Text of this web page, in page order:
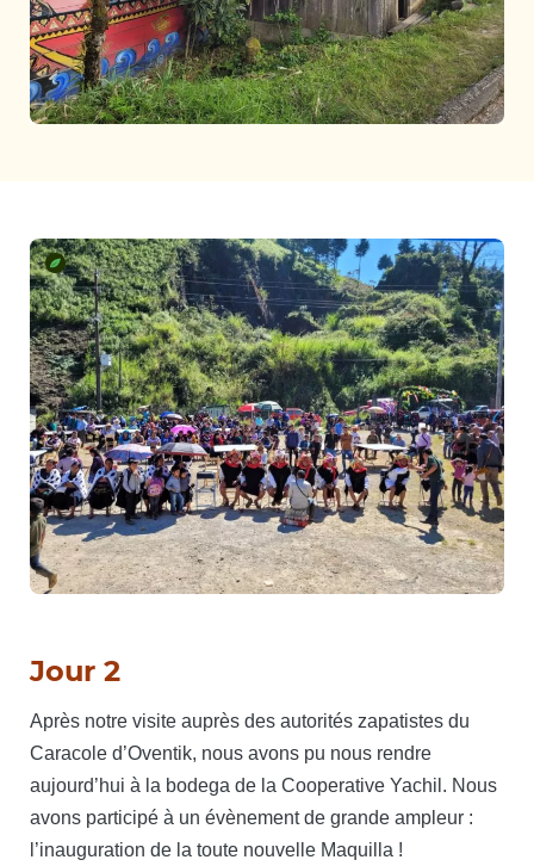
Jour 2
Après notre visite auprès des autorités zapatistes du
Caracole d’Oventik, nous avons pu nous rendre
aujourd’hui à la bodega de la Cooperative Yachil. Nous
avons participé à un évènement de grande ampleur :
l’inauguration de la toute nouvelle Maquilla !